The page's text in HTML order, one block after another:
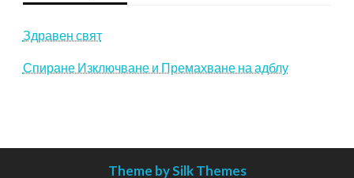
Здравен свят
Спиране Изключване и Премахване на адблу
Theme by Silk Themes